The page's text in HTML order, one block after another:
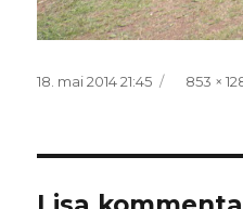
Postitatud
18. mai 2014 21:45 853 ×